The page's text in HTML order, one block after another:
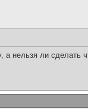
нельзя ли сделать